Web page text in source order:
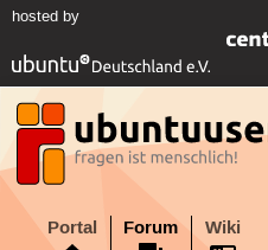
hosted by
Portal Forum Wiki